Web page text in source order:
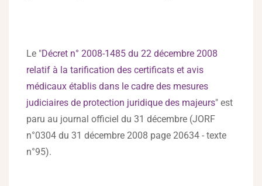
Le "Décret n° 2008-1485 du 22 décembre 2008
relatif à la tarification des certificats et avis
médicaux établis dans le cadre des mesures
judiciaires de protection juridique des majeurs" est
paru au journal officiel du 31 décembre (JORF
n°0304 du 31 décembre 2008 page 20634 - texte
n°95).